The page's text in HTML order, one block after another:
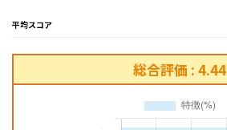
平均スコア
総合評価 : 4.44